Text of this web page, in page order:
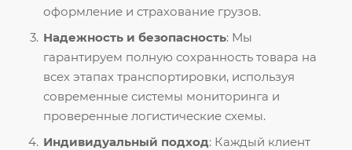
оформление и страхование грузов.
Надежность и безопасность: Мы
гарантируем полную сохранность товара на
всех этапах транспортировки, используя
современные системы мониторинга и
проверенные логистические схемы.
Индивидуальный подход: Каждый клиент